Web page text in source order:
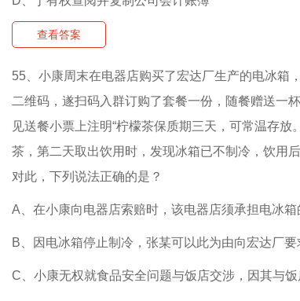
查看答案
55、小康周末在电器店购买了宏达厂生产的电冰箱
二维码，遂扫码入群订购了套餐一份，随餐赠送一
见送餐小票上注明“柠檬茶保质期三天，可常温存放
茶，第二天取出饮用时，发现冰箱已不制冷，饮用
对此，下列说法正确的是？
A、在小康向电器店索赔时，该电器店须承担电冰
B、因电冰箱停止制冷，张某可以此为由向宏达厂要
C、小康无权就食品安全问题与饭店交涉，因其与